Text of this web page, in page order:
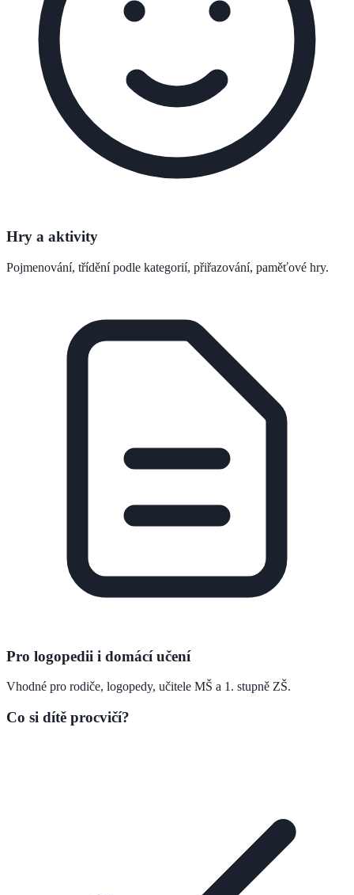
Hry a aktivity
Pojmenování, třídění podle kategorií, přiřazování, paměťové hry.
Pro logopedii i domácí učení
Vhodné pro rodiče, logopedy, učitele MŠ a 1. stupně ZŠ.
Co si dítě procvičí?